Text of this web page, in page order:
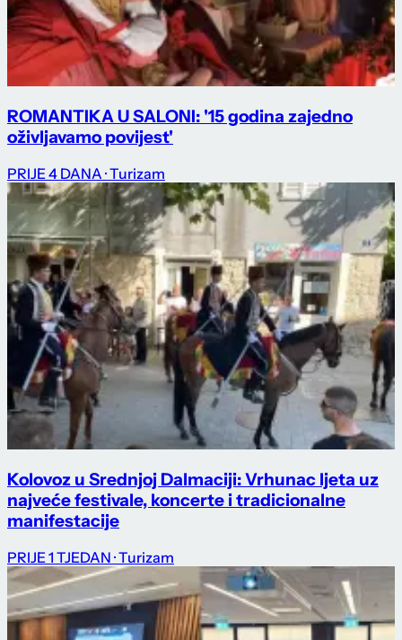
ROMANTIKA U SALONI: '15 godina zajedno
oživljavamo povijest'
PRIJE 4 DANA · Turizam
Kolovoz u Srednjoj Dalmaciji: Vrhunac ljeta uz
najveće festivale, koncerte i tradicionalne
manifestacije
PRIJE 1 TJEDAN · Turizam